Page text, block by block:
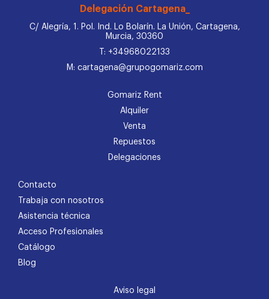
Delegación Cartagena_
C/ Alegría, 1. Pol. Ind. Lo Bolarín. La Unión, Cartagena,
Murcia, 30360
T: +34968022133
M: cartagena@grupogomariz.com
Gomariz Rent
Alquiler
Venta
Repuestos
Delegaciones
Contacto
Trabaja con nosotros
Asistencia técnica
Acceso Profesionales
Catálogo
Blog
Aviso legal